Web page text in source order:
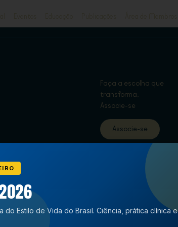
Faça a escolha que
transforma,
Associe-se
Associe-se
do Estilo de Vida do Brasil. Ciência, prática clínica e